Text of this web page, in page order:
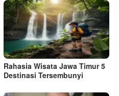
Rahasia Wisata Jawa Timur 5
Destinasi Tersembunyi